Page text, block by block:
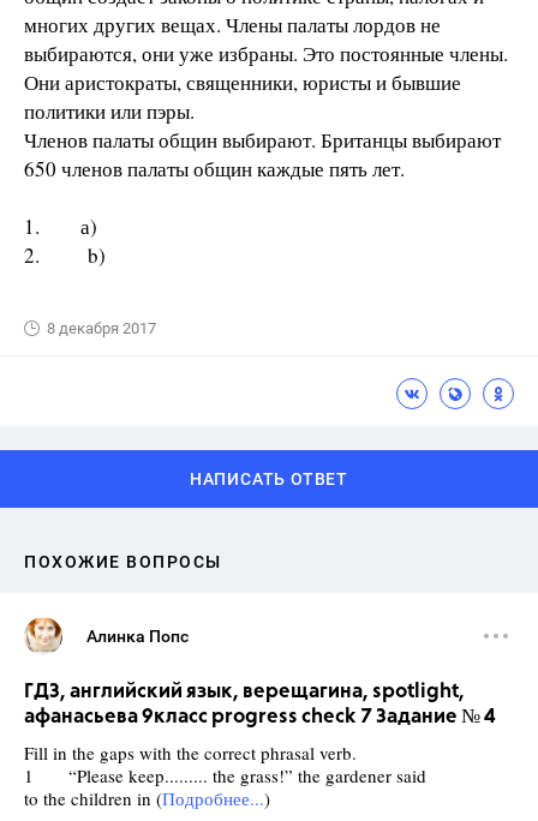
многих других вещах. Члены палаты лордов не
выбираются, они уже избраны. Это постоянные члены.
Они аристократы, священники, юристы и бывшие
политики или пэры.
Членов палаты общин выбирают. Британцы выбирают
650 членов палаты общин каждые пять лет.
1. а)
2. b)
8 декабря 2017
НАПИСАТЬ ОТВЕТ
ПОХОЖИЕ ВОПРОСЫ
Алинка Попс
ГДЗ, английский язык, верещагина, spotlight,
афанасьева 9класс progress check 7 Задание № 4
Fill in the gaps with the correct phrasal verb.
1 “Please keep......... the grass!” the gardener said
to the children in (Подробнее...)